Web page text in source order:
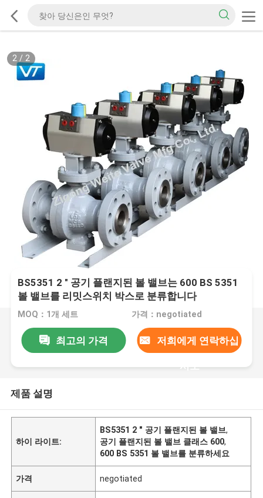
2/ 2
BS5351 2 " 공기 플랜지된 볼 밸브는 600 BS 5351
볼 밸브를 리밋스위치 박스로 분류합니다
MOQ：1개 세트 가격：negotiated
최고의 가격 저희에게 연락하십
시오
제품 설명
하이 라이트:
BS5351 2 " 공기 플랜지된 볼 밸브,
공기 플랜지된 볼 밸브 클래스 600,
600 BS 5351 볼 밸브를 분류하세요
가격 negotiated